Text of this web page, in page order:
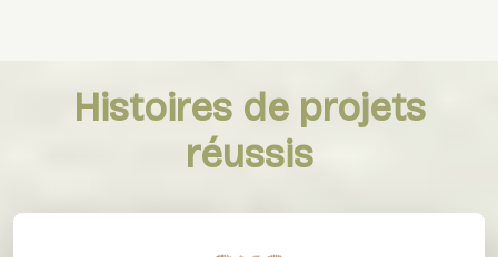
Histoires de projets
réussis